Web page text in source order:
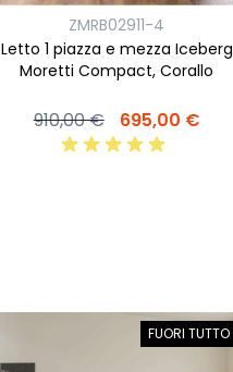
ZMRB02911-4
Letto 1 piazza e mezza Iceberg
Moretti Compact, Corallo
910,00 € 695,00 €
FUORI TUTTO